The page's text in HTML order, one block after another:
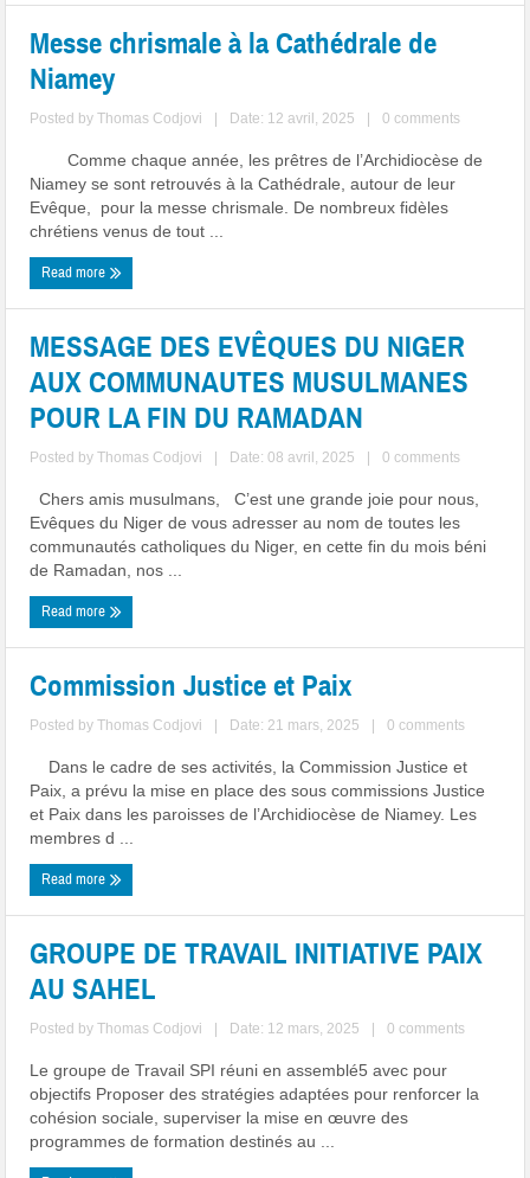
Messe chrismale à la Cathédrale de
Niamey
Posted byThomas Codjovi | Date: 12 avril, 2025 | 0 comments
Comme chaque année, les prêtres de l’Archidiocèse de
Niamey se sont retrouvés à la Cathédrale, autour de leur
Evêque, pour la messe chrismale. De nombreux fidèles
chrétiens venus de tout ...
Read more
MESSAGE DES EVÊQUES DU NIGER
AUX COMMUNAUTES MUSULMANES
POUR LA FIN DU RAMADAN
Posted byThomas Codjovi | Date: 08 avril, 2025 | 0 comments
Chers amis musulmans, C’est une grande joie pour nous,
Evêques du Niger de vous adresser au nom de toutes les
communautés catholiques du Niger, en cette fin du mois béni
de Ramadan, nos ...
Read more
Commission Justice et Paix
Posted byThomas Codjovi | Date: 21 mars, 2025 | 0 comments
Dans le cadre de ses activités, la Commission Justice et
Paix, a prévu la mise en place des sous commissions Justice
et Paix dans les paroisses de l’Archidiocèse de Niamey. Les
membres d ...
Read more
GROUPE DE TRAVAIL INITIATIVE PAIX
AU SAHEL
Posted byThomas Codjovi | Date: 12 mars, 2025 | 0 comments
Le groupe de Travail SPI réuni en assemblé5 avec pour
objectifs Proposer des stratégies adaptées pour renforcer la
cohésion sociale, superviser la mise en œuvre des
programmes de formation destinés au ...